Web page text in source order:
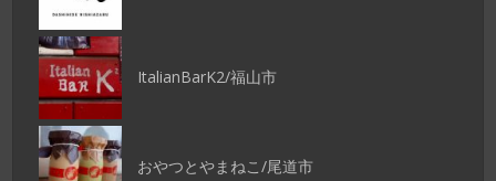
ItalianBarK2/福山市
おやつとやまねこ/尾道市